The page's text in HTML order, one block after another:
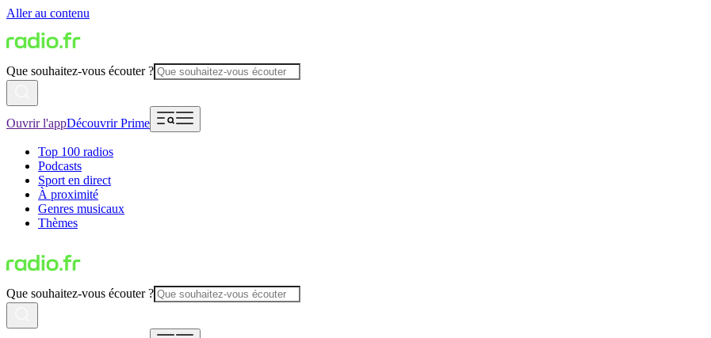
Aller au contenu
Que souhaitez-vous écouter ?
Ouvrir l'appDécouvrir Prime
Top 100 radios
Podcasts
Sport en direct
À proximité
Genres musicaux
Thèmes
Que souhaitez-vous écouter ?